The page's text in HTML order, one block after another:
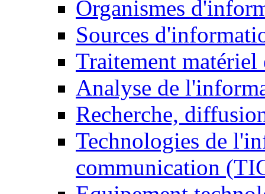
Organismes
Sources
Traitement matériel
Analyse de
Recherche,
Technologies de
communication